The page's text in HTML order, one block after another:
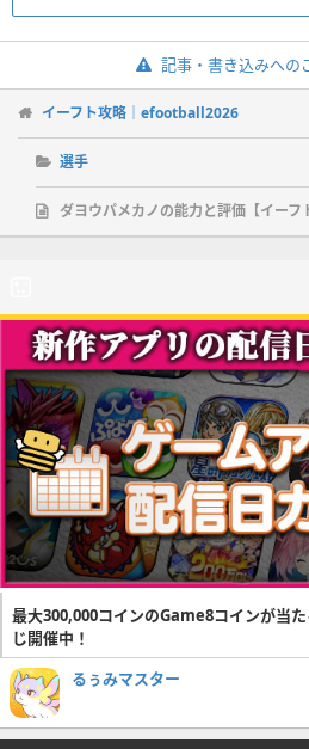
記事・書き込みへの
イーフト攻略｜efootball2026
選手
ダヨウパメカノの能力と評価【イーフ
最大300,000コインのGame8コインが当
じ開催中！
るぅみマスター